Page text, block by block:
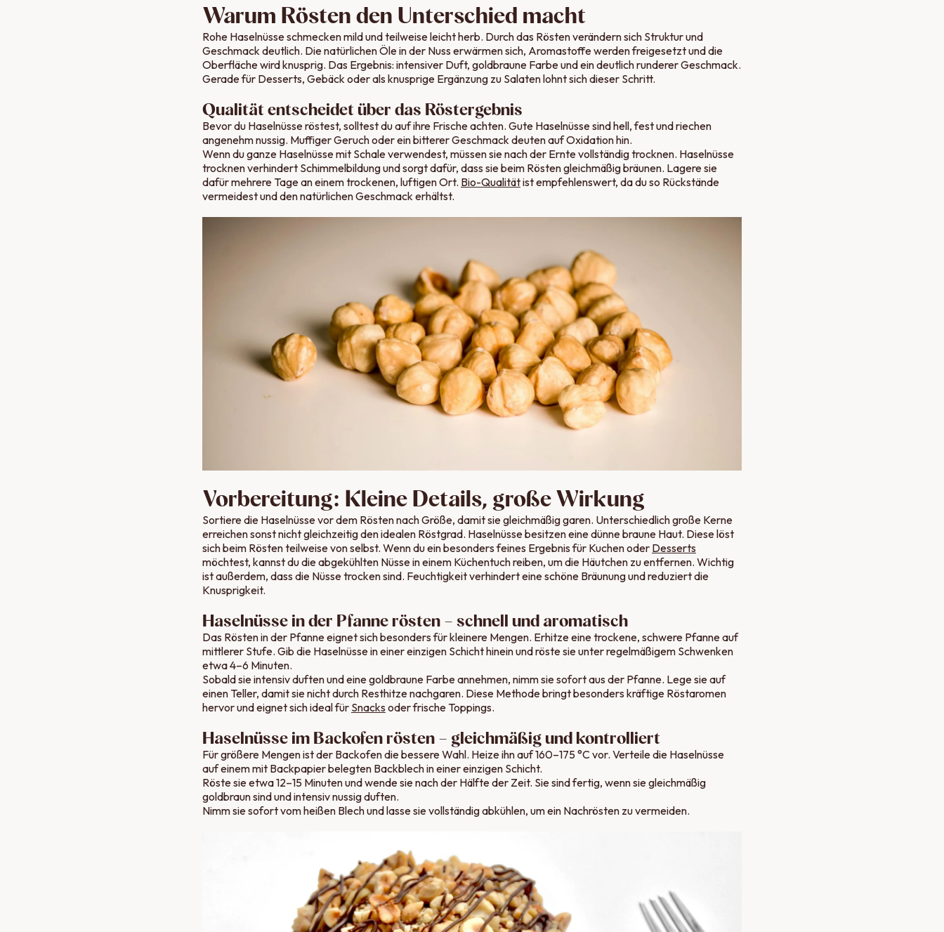
Warum Rösten den Unterschied macht
Rohe Haselnüsse schmecken mild und teilweise leicht herb. Durch das Rösten verändern sich Struktur und
Geschmack deutlich. Die natürlichen Öle in der Nuss erwärmen sich, Aromastoffe werden freigesetzt und die
Oberfläche wird knusprig. Das Ergebnis: intensiver Duft, goldbraune Farbe und ein deutlich runderer Geschmack.
Gerade für Desserts, Gebäck oder als knusprige Ergänzung zu Salaten lohnt sich dieser Schritt.
Qualität entscheidet über das Röstergebnis
Bevor du Haselnüsse röstest, solltest du auf ihre Frische achten. Gute Haselnüsse sind hell, fest und riechen
angenehm nussig. Muffiger Geruch oder ein bitterer Geschmack deuten auf Oxidation hin.
Wenn du ganze Haselnüsse mit Schale verwendest, müssen sie nach der Ernte vollständig trocknen. Haselnüsse
trocknen verhindert Schimmelbildung und sorgt dafür, dass sie beim Rösten gleichmäßig bräunen. Lagere sie
dafür mehrere Tage an einem trockenen, luftigen Ort. Bio-Qualitätist empfehlenswert, da du so Rückstände
vermeidest und den natürlichen Geschmack erhältst.
Vorbereitung: Kleine Details, große Wirkung
Sortiere die Haselnüsse vor dem Rösten nach Größe, damit sie gleichmäßig garen. Unterschiedlich große Kerne
erreichen sonst nicht gleichzeitig den idealen Röstgrad. Haselnüsse besitzen eine dünne braune Haut. Diese löst
sich beim Rösten teilweise von selbst. Wenn du ein besonders feines Ergebnis für Kuchen oder Desserts
möchtest, kannst du die abgekühlten Nüsse in einem Küchentuch reiben, um die Häutchen zu entfernen. Wichtig
ist außerdem, dass die Nüsse trocken sind. Feuchtigkeit verhindert eine schöne Bräunung und reduziert die
Knusprigkeit.
Haselnüsse in der Pfanne rösten – schnell und aromatisch
Das Rösten in der Pfanne eignet sich besonders für kleinere Mengen. Erhitze eine trockene, schwere Pfanne auf
mittlerer Stufe. Gib die Haselnüsse in einer einzigen Schicht hinein und röste sie unter regelmäßigem Schwenken
etwa 4–6 Minuten.
Sobald sie intensiv duften und eine goldbraune Farbe annehmen, nimm sie sofort aus der Pfanne. Lege sie auf
einen Teller, damit sie nicht durch Resthitze nachgaren. Diese Methode bringt besonders kräftige Röstaromen
hervor und eignet sich ideal für Snacks oder frische Toppings.
Haselnüsse im Backofen rösten – gleichmäßig und kontrolliert
Für größere Mengen ist der Backofen die bessere Wahl. Heize ihn auf 160–175 °C vor. Verteile die Haselnüsse
auf einem mit Backpapier belegten Backblech in einer einzigen Schicht.
Röste sie etwa 12–15 Minuten und wende sie nach der Hälfte der Zeit. Sie sind fertig, wenn sie gleichmäßig
goldbraun sind und intensiv nussig duften.
Nimm sie sofort vom heißen Blech und lasse sie vollständig abkühlen, um ein Nachrösten zu vermeiden.